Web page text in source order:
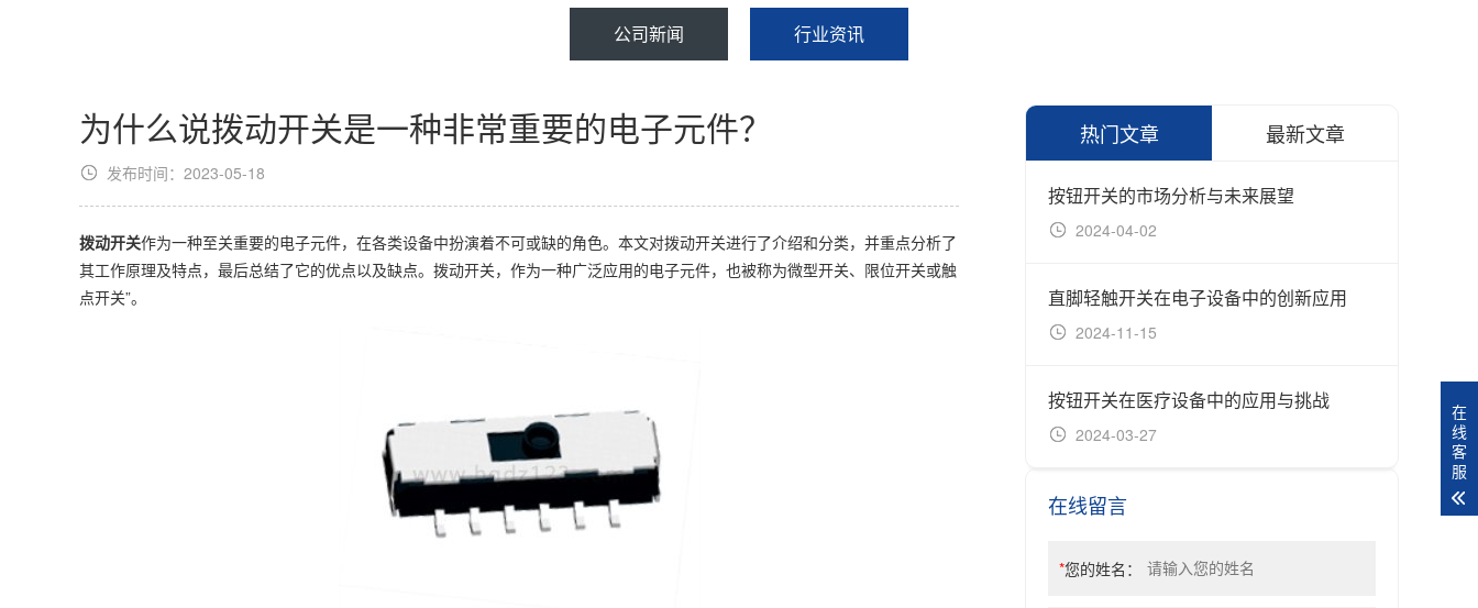
公司新闻 行业资讯
为什么说拨动开关是一种非常重要的电子元件？
发布时间：2023-05-18
拨动开关作为一种至关重要的电子元件，在各类设备中扮演着不可或缺的角色。本文对拨动开关进行了介绍和分类，并重点分析了
其工作原理及特点，最后总结了它的优点以及缺点。拨动开关，作为一种广泛应用的电子元件，也被称为微型开关、限位开关或触
点开关”。
热门文章 最新文章
按钮开关的市场分析与未来展望
2024-04-02
直脚轻触开关在电子设备中的创新应用
2024-11-15
按钮开关在医疗设备中的应用与挑战
2024-03-27
在线留言
*您的姓名：
在
线
客
服